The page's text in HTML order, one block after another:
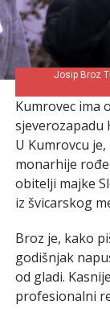
Josip Broz
Kumrovec ima
sjeverozapadu
U Kumrovcu
monarhije
obitelji majke
iz švicarskog
Broz je, kako
godišnjak
od gladi.
profesionalni